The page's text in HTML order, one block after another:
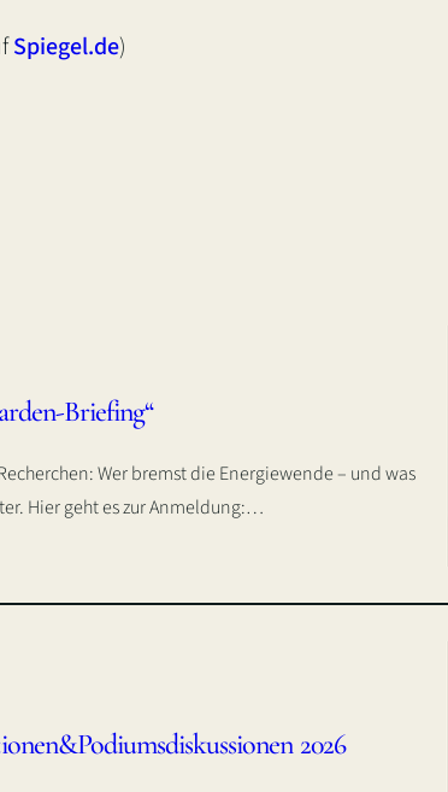
Spiegel.de)
Briefing“
Wer bremst die Energiewende – und was
Hier geht es zur Anmeldung:…
2026